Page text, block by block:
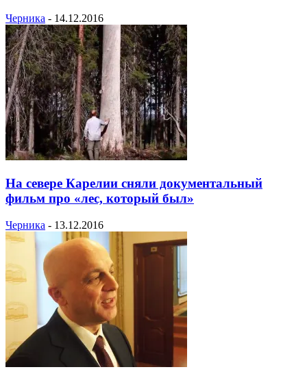
Черника - 14.12.2016
На севере Карелии сняли документальный
фильм про «лес, который был»
Черника - 13.12.2016